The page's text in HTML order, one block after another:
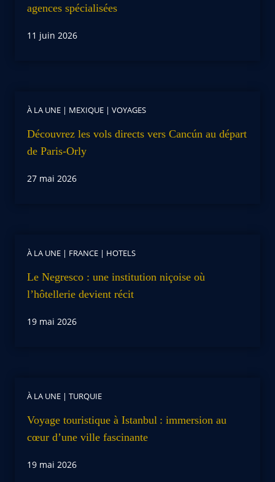
agences spécialisées
11 juin 2026
À LA UNE | MEXIQUE | VOYAGES
Découvrez les vols directs vers Cancún au départ
de Paris-Orly
27 mai 2026
À LA UNE | FRANCE | HOTELS
Le Negresco : une institution niçoise où
l’hôtellerie devient récit
19 mai 2026
À LA UNE | TURQUIE
Voyage touristique à Istanbul : immersion au
cœur d’une ville fascinante
19 mai 2026